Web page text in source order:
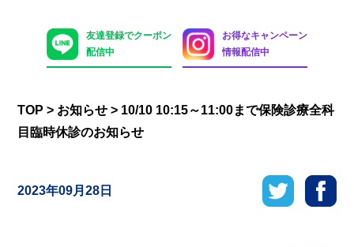
友達登録でクーポン
配信中
お得なキャンペーン
情報配信中
TOP > お知らせ > 10/10 10:15～11:00まで保険診療全科
目臨時休診のお知らせ
2023年09月28日